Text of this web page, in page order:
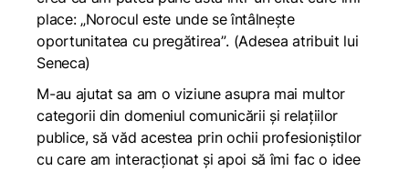
place: „Norocul este unde se întâlnește
oportunitatea cu pregătirea”. (Adesea atribuit lui
Seneca)
M-au ajutat sa am o viziune asupra mai multor
categorii din domeniul comunicării și relațiilor
publice, să văd acestea prin ochii profesioniștilor
cu care am interacționat și apoi să îmi fac o idee